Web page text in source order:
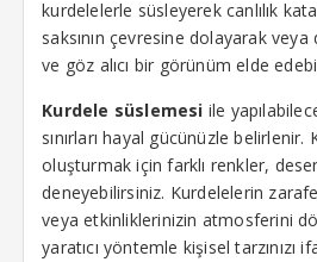
giriş
giriş
çekici
kurdelelerle süsleyerek canlılık
saksının çevresine dolayarak veya
ve göz alıcı bir görünüm elde
Kurdele süslemesi ile
sınırları hayal gücünüzle
oluşturmak için farklı renkler,
deneyebilirsiniz. Kurdelelerin
veya etkinliklerinizin atmosferini
yaratıcı yöntemle kişisel tarzınızı